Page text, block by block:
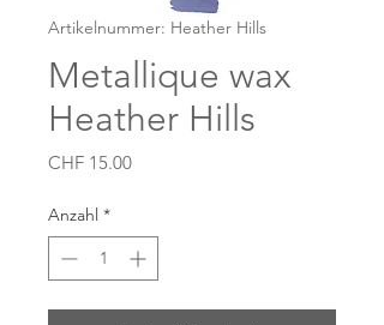
Artikelnummer: Heather Hills
Metallique wax
Heather Hills
CHF 15.00Preis
Anzahl *